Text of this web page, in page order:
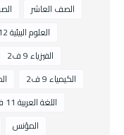
الصف العاشر
العلوم البيئية 12 ف2
الفيزياء 9 ف2
الكيمياء 9 ف2
اللغة العربية 11 ف2
المؤنس